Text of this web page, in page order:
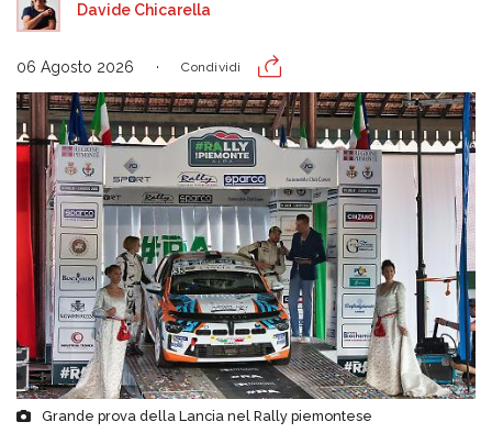
Davide Chicarella
06 Agosto 2026 Condividi
Grande prova della Lancia nel Rally piemontese